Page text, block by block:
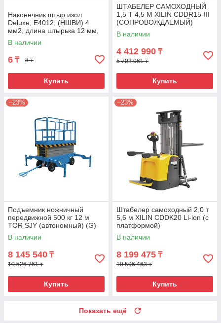
Наконечник штыр изол
Deluxe, Е4012, (НШВИ) 4
мм2, длина штырька 12 мм,
(1000 шт/упак)
В наличии
6 ₸ 8 ₸
Купить
ШТАБЕЛЕР САМОХОДНЫЙ
1,5 Т 4,5 М XILIN CDDR15-III
(СОПРОВОЖДАЕМЫЙ)
В наличии
4 412 990 ₸
5 703 061 ₸
Купить
–23%
Подъемник ножничный
передвижной 500 кг 12 м
TOR SJY (автономный) (G)
В наличии
8 145 540 ₸
10 526 761 ₸
Купить
–23%
Штабелер самоходный 2,0 т
5,6 м XILIN CDDK20 Li-ion (с
платформой)
В наличии
8 199 475 ₸
10 596 463 ₸
Купить
Показать ещё